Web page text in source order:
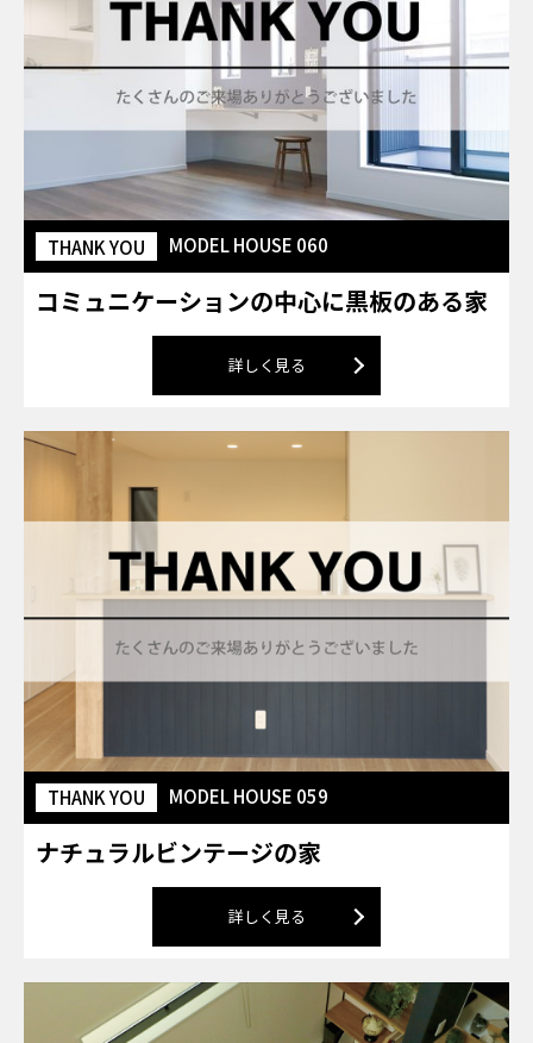
THANK YOU MODEL HOUSE 060
コミュニケーションの中心に黒板のある家
詳しく見る
THANK YOU MODEL HOUSE 059
ナチュラルビンテージの家
詳しく見る